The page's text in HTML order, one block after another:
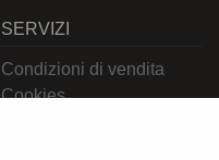
SERVIZI
Condizioni di vendita
Cookies